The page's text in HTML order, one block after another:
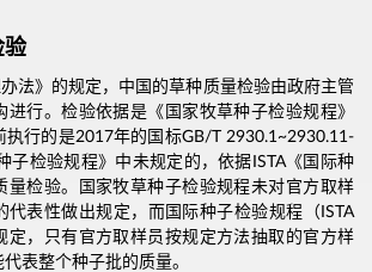
验
》的规定，中国的草种质量检验由政府主管
进行。检验依据是《国家牧草种子检验规程》
执行的是2017年的国标GB/T 2930.1~2930.11-
子检验规程》中未规定的，依据ISTA《国际种
量检验。国家牧草种子检验规程未对官方取样
代表性做出规定，而国际种子检验规程（ISTA
定，只有官方取样员按规定方法抽取的官方样
表整个种子批的质量。